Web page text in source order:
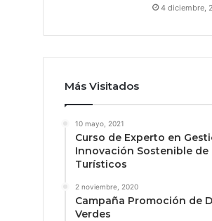
4 diciembre,
Más Visitados
10 mayo, 2021
Curso de Experto en
Innovación Sostenible de
Turísticos
2 noviembre, 2020
Campaña Promoción de
Verdes